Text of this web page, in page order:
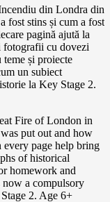
din Londra din
fost stins și cum a fost
pagină ajută la
fotografii cu dovezi
și proiecte
un subiect
la Key Stage 2.
Fire of London in
put out and how
page help bring
of historical
homework and
a compulsory
2. Age 6+